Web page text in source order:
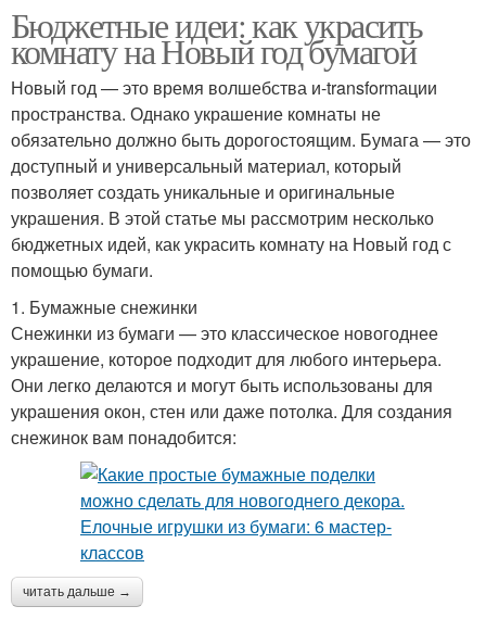
Бюджетные идеи: как украсить
комнату на Новый год бумагой
Новый год — это время волшебства и-transformации
пространства. Однако украшение комнаты не
обязательно должно быть дорогостоящим. Бумага — это
доступный и универсальный материал, который
позволяет создать уникальные и оригинальные
украшения. В этой статье мы рассмотрим несколько
бюджетных идей, как украсить комнату на Новый год с
помощью бумаги.
1. Бумажные снежинки
Снежинки из бумаги — это классическое новогоднее
украшение, которое подходит для любого интерьера.
Они легко делаются и могут быть использованы для
украшения окон, стен или даже потолка. Для создания
снежинок вам понадобится:
читать дальше →